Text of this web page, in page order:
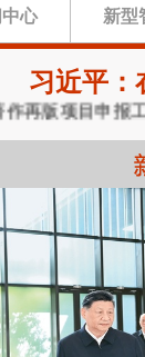
心 新型
习近平：
项目申报工作